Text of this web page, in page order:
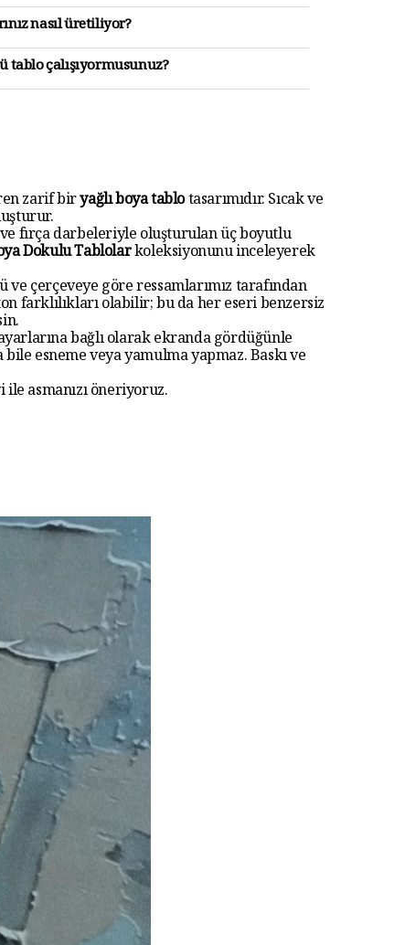
nasıl üretiliyor?
tablo çalışıyormusunuz?
zarif biryağlı boya tablotasarımıdır. Sıcak ve
fırça darbeleriyle oluşturulan üç boyutlu
Dokulu Tablolarkoleksiyonunu inceleyerek
ve çerçeveye göre ressamlarımız tarafından
farklılıkları olabilir; bu da her eseri benzersiz
bağlı olarak ekranda gördüğünle
esneme veya yamulma yapmaz. Baskı ve
asmanızı öneriyoruz.